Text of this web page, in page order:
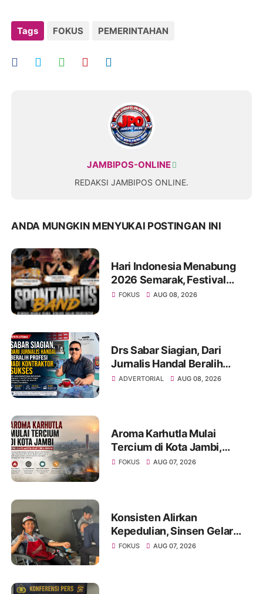
Tags FOKUS PEMERINTAHAN
JAMBIPOS-ONLINE
REDAKSI JAMBIPOS ONLINE.
ANDA MUNGKIN MENYUKAI POSTINGAN INI
Hari Indonesia Menabung
2026 Semarak, Festival
Band Pelajar dan Mahasiswa
2
FOKUS AUG 08, 2026
Drs Sabar Siagian, Dari
Jurnalis Handal Beralih
Profesi Jadi Kontraktor
ADVERTORIAL AUG 08, 2026
Aroma Karhutla Mulai
Tercium di Kota Jambi,
Warga Diminta Waspada
FOKUS AUG 07, 2026
Konsisten Alirkan
Kepedulian, Sinsen Gelar
Donor Darah ke-23 dalam
FOKUS AUG 07, 2026